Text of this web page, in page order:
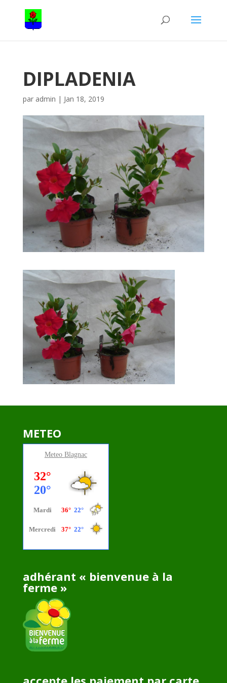
DIPLADENIA
par admin | Jan 18, 2019
METEO
Meteo Blagnac
adhérant « bienvenue à la
ferme »